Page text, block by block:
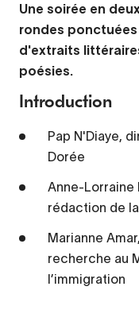
Une soirée en
rondes
d'extraits
poésies.
Introduction
Pap N'Diaye,
Dorée
Anne-Lorraine
rédaction de
Marianne
recherche au
l’immigration